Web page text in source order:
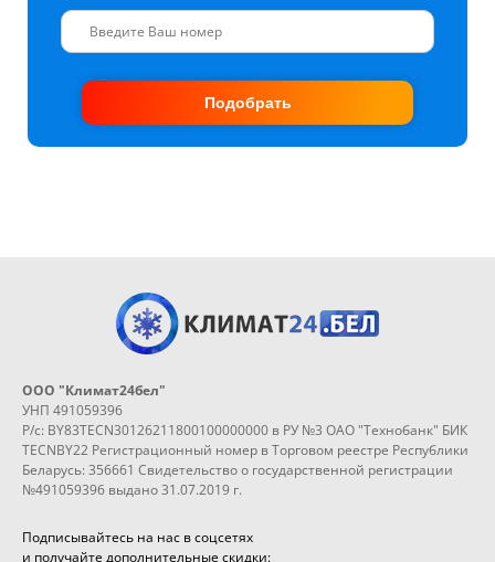
Подобрать
ООО "Климат24бел"
УНП 491059396
Р/с: BY83TECN30126211800100000000 в РУ №3 ОАО "Технобанк" БИК
TECNBY22 Регистрационный номер в Торговом реестре Республики
Беларусь: 356661 Свидетельство о государственной регистрации
№491059396 выдано 31.07.2019 г.
Подписывайтесь на нас в соцсетях
и получайте дополнительные скидки: